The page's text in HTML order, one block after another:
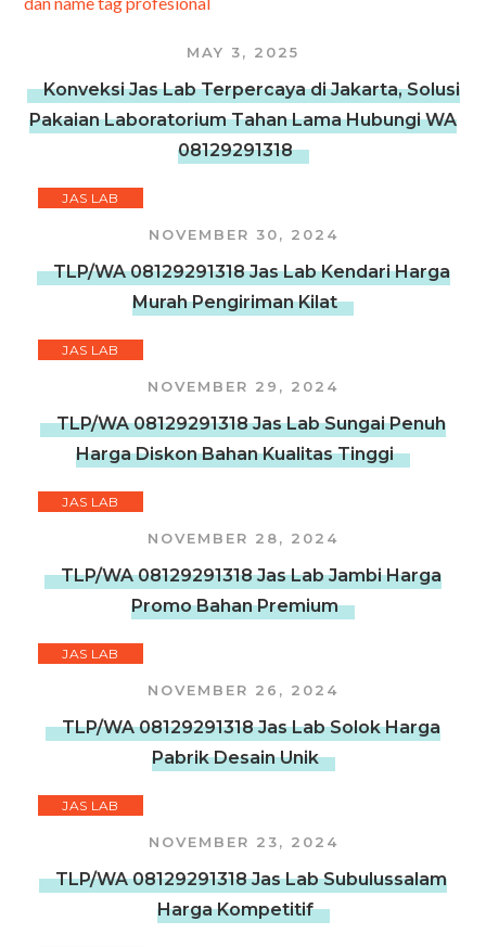
MAY 3, 2025
Konveksi Jas Lab Terpercaya di Jakarta, Solusi
Pakaian Laboratorium Tahan Lama Hubungi WA
08129291318
JAS LAB
NOVEMBER 30, 2024
TLP/WA 08129291318 Jas Lab Kendari Harga
Murah Pengiriman Kilat
JAS LAB
NOVEMBER 29, 2024
TLP/WA 08129291318 Jas Lab Sungai Penuh
Harga Diskon Bahan Kualitas Tinggi
JAS LAB
NOVEMBER 28, 2024
TLP/WA 08129291318 Jas Lab Jambi Harga
Promo Bahan Premium
JAS LAB
NOVEMBER 26, 2024
TLP/WA 08129291318 Jas Lab Solok Harga
Pabrik Desain Unik
JAS LAB
NOVEMBER 23, 2024
TLP/WA 08129291318 Jas Lab Subulussalam
Harga Kompetitif